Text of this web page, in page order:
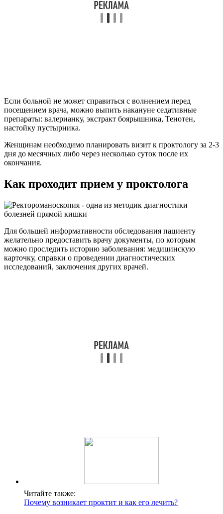
Если больной не может справиться с волнением перед
посещением врача, можно выпить накануне седативные
препараты: валерианку, экстракт боярышника, Тенотен,
настойку пустырника.
Женщинам необходимо планировать визит к проктологу за 2-3
дня до месячных либо через несколько суток после их
окончания.
Как проходит прием у проктолога
Для большей информативности обследования пациенту
желательно предоставить врачу документы, по которым
можно проследить историю заболевания: медицинскую
карточку, справки о проведении диагностических
исследований, заключения других врачей.
Читайте также:
Почему возникает проктит и как его лечить?